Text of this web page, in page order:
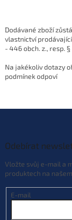
Dodávané zboží
vlastnictví
- 446 obch. z., resp. §
Na jakékoliv dotazy
podmínek odpoví
tým
Odebírat
Vložte svůj e-mail a
produktech na
E-mail